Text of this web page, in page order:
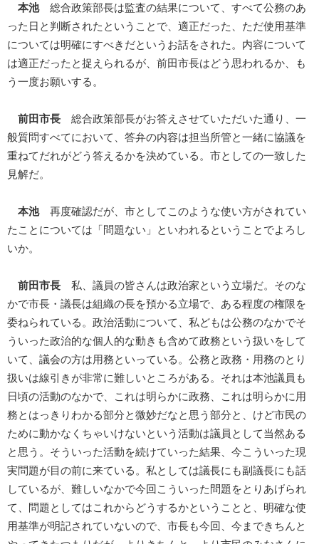
本池総合政策部長は監査の結果について、すべて公務のあ
った日と判断されたということで、適正だった、ただ使用基準
については明確にすべきだというお話をされた。内容について
は適正だったと捉えられるが、前田市長はどう思われるか、も
う一度お願いする。
前田市長 総合政策部長がお答えさせていただいた通り、一
般質問すべてにおいて、答弁の内容は担当所管と一緒に協議を
重ねてだれがどう答えるかを決めている。市としての一致した
見解だ。
本池再度確認だが、市としてこのような使い方がされてい
たことについては「問題ない」といわれるということでよろし
いか。
前田市長 私、議員の皆さんは政治家という立場だ。そのな
かで市長・議長は組織の長を預かる立場で、ある程度の権限を
委ねられている。政治活動について、私どもは公務のなかでそ
ういった政治的な個人的な動きも含めて政務という扱いをして
いて、議会の方は用務といっている。公務と政務・用務のとり
扱いは線引きが非常に難しいところがある。それは本池議員も
日頃の活動のなかで、これは明らかに政務、これは明らかに用
務とはっきりわかる部分と微妙だなと思う部分と、けど市民の
ために動かなくちゃいけないという活動は議員として当然ある
と思う。そういった活動を続けていった結果、今こういった現
実問題が目の前に来ている。私としては議長にも副議長にも話
しているが、難しいなかで今回こういった問題をとりあげられ
て、問題としてはこれからどうするかということと、明確な使
用基準が明記されていないので、市長も今回、今まできちんと